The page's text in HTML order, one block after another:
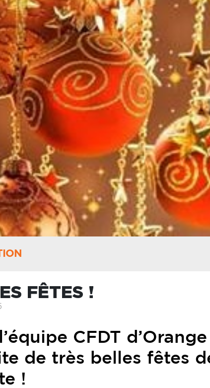
FÊTES !
CFDT
de très belles fêtes
!